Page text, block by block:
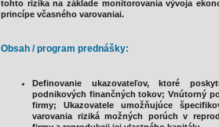
tohto rizika na základe monitorovania vývoja
princípe včasného varovaniai.
Obsah / program prednášky:
Definovanie ukazovateľov, ktoré
podnikových finančných tokov; Vnútorný
firmy; Ukazovatele umožňujúce
varovania riziká možných porúch v